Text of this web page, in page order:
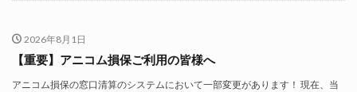
2026年8月1日
【重要】アニコム損保ご利用の皆様へ
アニコム損保の窓口清算のシステムにおいて一部変更があります！ 現在、当
縫合糸 手術 動物医療
検索